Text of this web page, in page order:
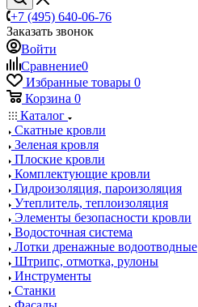
+7 (495) 640-06-76
Заказать звонок
Войти
Сравнение0
Избранные товары 0
Корзина 0
Каталог
Скатные кровли
Зеленая кровля
Плоские кровли
Комплектующие кровли
Гидроизоляция, пароизоляция
Утеплитель, теплоизоляция
Элементы безопасности кровли
Водосточная система
Лотки дренажные водоотводные
Штрипс, отмотка, рулоны
Инструменты
Станки